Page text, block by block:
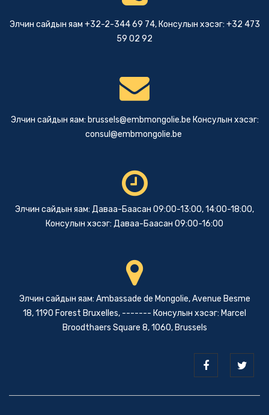
Элчин сайдын яам +32-2-344 69 74, Консулын хэсэг: +32 473
59 02 92
Элчин сайдын яам: brussels@embmongolie.be Консулын хэсэг:
consul@embmongolie.be
Элчин сайдын яам: Даваа-Баасан 09:00-13:00, 14:00-18:00,
Консулын хэсэг: Даваа-Баасан 09:00-16:00
Элчин сайдын яам: Ambassade de Mongolie, Avenue Besme
18, 1190 Forest Bruxelles, ------- Консулын хэсэг: Marcel
Broodthaers Square 8, 1060, Brussels